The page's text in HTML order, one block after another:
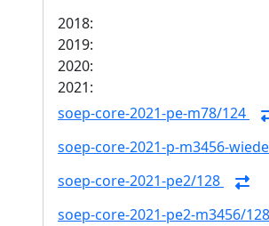
2018:
2019:
2020:
2021:
soep-core-2021-pe-m78/124
soep-core-2021-p-m3456-
soep-core-2021-pe2/128
soep-core-2021-pe2-m3456/128